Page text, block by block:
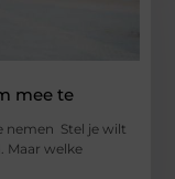
mee te
nemen Stel je wilt
Maar welke